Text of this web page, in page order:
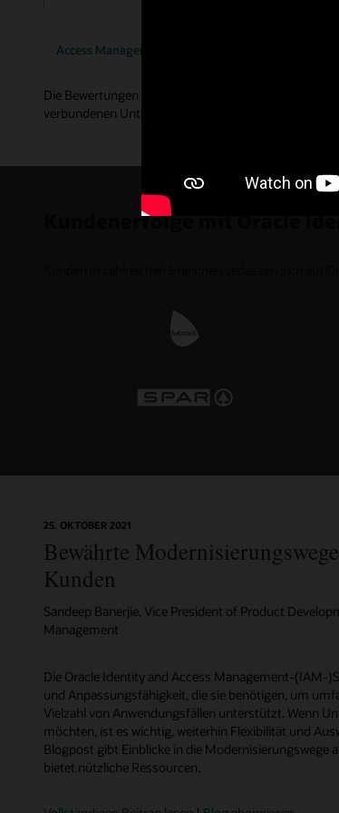
Access Management-Bewertung absenden
Die Bewertungen von Gartner Peer Insights stellen
verbundenen Unternehmen wieder.
Kundenerfolge mit Oracle
25. OKTOBER 2021
Bewährte
Kunden
Sandeep Banerjie, Vice President of Product
Management
Die Oracle Identity and Access Management-(IAM-
und Anpassungsfähigkeit, die sie benötigen, um
Vielzahl von Anwendungsfällen unterstützt. Wenn
möchten, ist es wichtig, weiterhin Flexibilität und
Blogpost gibt Einblicke in die Modernisierungswege
bietet nützliche Ressourcen.